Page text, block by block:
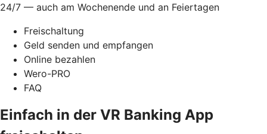
24/7 — auch am Wochenende und an Feiertagen
Freischaltung
Geld senden und empfangen
Online bezahlen
Wero-PRO
FAQ
Einfach in der VR Banking App